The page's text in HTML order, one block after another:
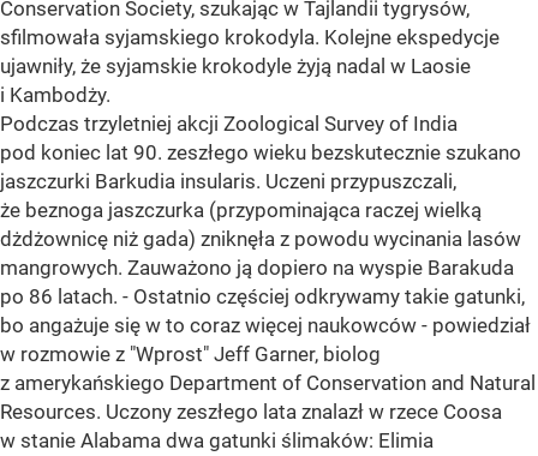
Conservation Society, szukając w Tajlandii tygrysów,
sfilmowała syjamskiego krokodyla. Kolejne ekspedycje
ujawniły, że syjamskie krokodyle żyją nadal w Laosie
i Kambodży.
Podczas trzyletniej akcji Zoological Survey of India
pod koniec lat 90. zeszłego wieku bezskutecznie szukano
jaszczurki Barkudia insularis. Uczeni przypuszczali,
że beznoga jaszczurka (przypominająca raczej wielką
dżdżownicę niż gada) zniknęła z powodu wycinania lasów
mangrowych. Zauważono ją dopiero na wyspie Barakuda
po 86 latach. - Ostatnio częściej odkrywamy takie gatunki,
bo angażuje się w to coraz więcej naukowców - powiedział
w rozmowie z "Wprost" Jeff Garner, biolog
z amerykańskiego Department of Conservation and Natural
Resources. Uczony zeszłego lata znalazł w rzece Coosa
w stanie Alabama dwa gatunki ślimaków: Elimia